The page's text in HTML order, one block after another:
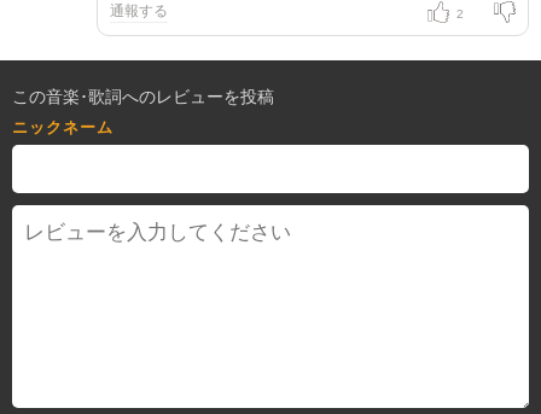
通報する 2
この音楽･歌詞へのレビューを投稿
ニックネーム